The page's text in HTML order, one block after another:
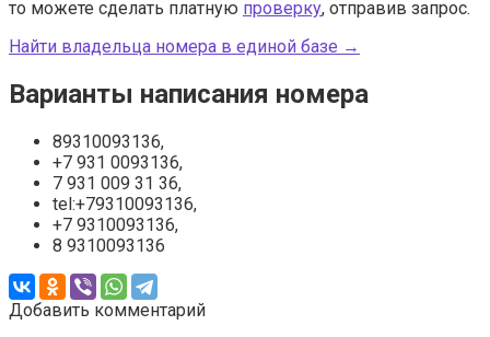
то можете сделать платную проверку, отправив запрос.
Найти владельца номера в единой базе →
Варианты написания номера
89310093136,
+7 931 0093136,
7 931 009 31 36,
tel:+79310093136,
+7 9310093136,
8 9310093136
Добавить комментарий